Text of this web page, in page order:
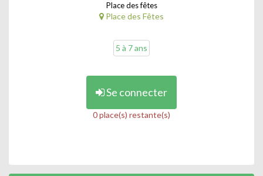
Place des fêtes
Place des Fêtes
5 à 7 ans
Se connecter
0 place(s) restante(s)